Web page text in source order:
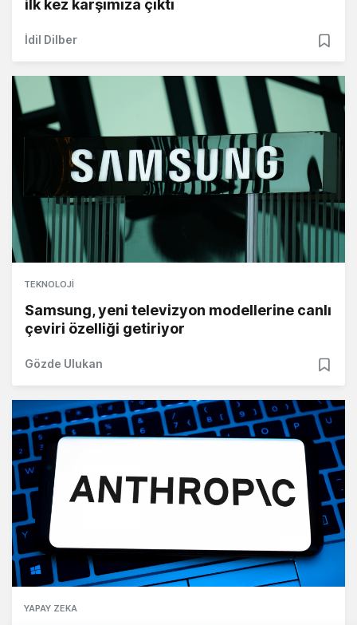
ilk kez karşımıza çıktı
İdil Dilber
TEKNOLOJI
Samsung, yeni televizyon modellerine canlı
çeviri özelliği getiriyor
Gözde Ulukan
YAPAY ZEKA